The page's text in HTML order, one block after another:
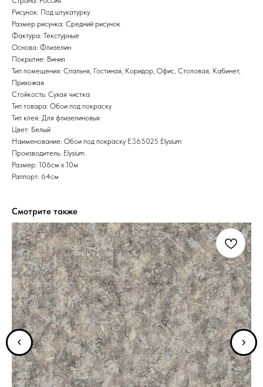
Рисунок: Под штукатурку
Размер рисунка: Средний рисунок
Фактура: Текстурные
Основа: Флизелин
Покрытие: Винил
Тип помещения: Спальня, Гостиная, Коридор, Офис, Столовая, Кабинет,
Прихожая
Стойкость: Сухая чистка
Тип товара: Обои под покраску
Тип клея: Для флизелиновых
Цвет: Белый
Наименование: Обои под покраску E365025 Elysium
Производитель: Elysium
Размер: 106см х 10м
Раппорт: 64см
Смотрите также